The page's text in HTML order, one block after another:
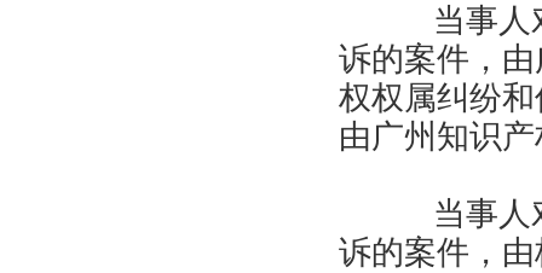
当事人对
诉的案件，
权权属纠纷
由广州知识
当事人对
诉的案件，